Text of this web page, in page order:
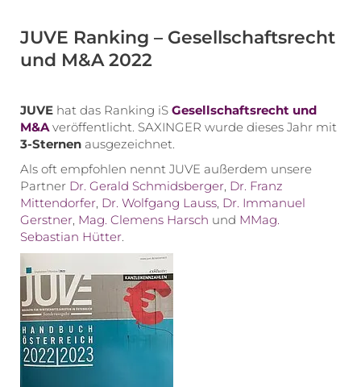
JUVE Ranking – Gesellschaftsrecht
und M&A 2022
JUVE hat das Ranking iS Gesellschaftsrecht und
M&A veröffentlicht. SAXINGER wurde dieses Jahr mit
3-Sternen ausgezeichnet.
Als oft empfohlen nennt JUVE außerdem unsere
Partner Dr. Gerald Schmidsberger Dr. Franz
Mittendorfer Dr. Wolfgang Lauss Dr. Immanuel
Gerstner Mag. Clemens Harsch und MMag.
Sebastian Hütter